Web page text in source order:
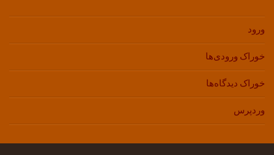
ورود
خوراک ورودی‌ها
خوراک دیدگاه‌ها
وردپرس